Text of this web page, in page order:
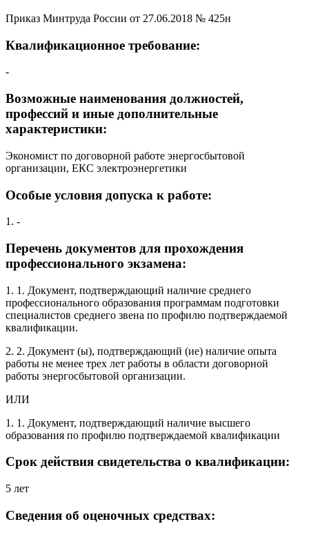
Приказ Минтруда России от 27.06.2018 № 425н
Квалификационное требование:
-
Возможные наименования должностей,
профессий и иные дополнительные
характеристики:
Экономист по договорной работе энергосбытовой
организации, ЕКС электроэнергетики
Особые условия допуска к работе:
1. -
Перечень документов для прохождения
профессионального экзамена:
1. 1. Документ, подтверждающий наличие среднего
профессионального образования программам подготовки
специалистов среднего звена по профилю подтверждаемой
квалификации.
2. 2. Документ (ы), подтверждающий (ие) наличие опыта
работы не менее трех лет работы в области договорной
работы энергосбытовой организации.
ИЛИ
1. 1. Документ, подтверждающий наличие высшего
образования по профилю подтверждаемой квалификации
Срок действия свидетельства о квалификации:
5 лет
Сведения об оценочных средствах: